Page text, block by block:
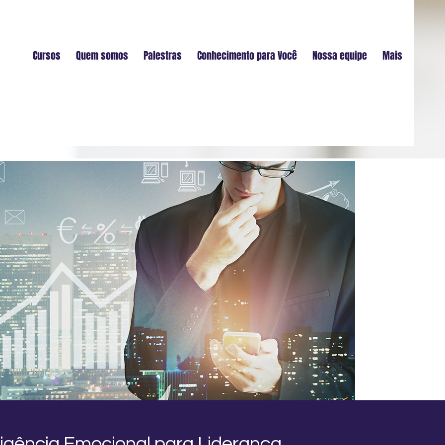
Cursos Quem somos Palestras Conhecimento para Você Nossa equipe Mais